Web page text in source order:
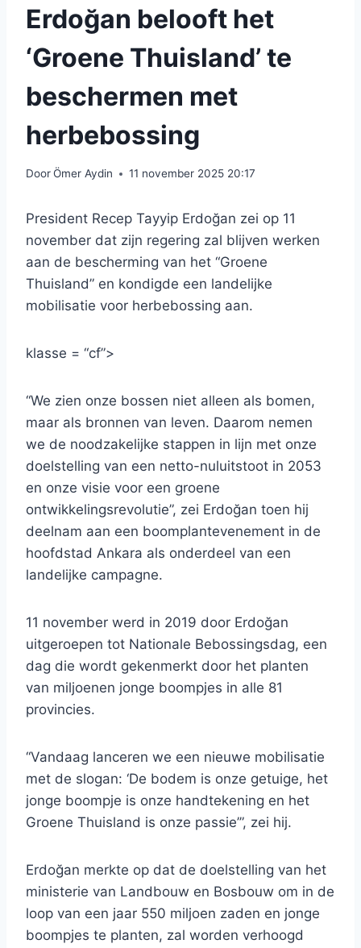
Erdoğan belooft het
‘Groene Thuisland’ te
beschermen met
herbebossing
DoorÖmer Aydin 11 november 2025 20:17
President Recep Tayyip Erdoğan zei op 11
november dat zijn regering zal blijven werken
aan de bescherming van het “Groene
Thuisland” en kondigde een landelijke
mobilisatie voor herbebossing aan.
klasse = “cf”>
“We zien onze bossen niet alleen als bomen,
maar als bronnen van leven. Daarom nemen
we de noodzakelijke stappen in lijn met onze
doelstelling van een netto-nuluitstoot in 2053
en onze visie voor een groene
ontwikkelingsrevolutie”, zei Erdoğan toen hij
deelnam aan een boomplantevenement in de
hoofdstad Ankara als onderdeel van een
landelijke campagne.
11 november werd in 2019 door Erdoğan
uitgeroepen tot Nationale Bebossingsdag, een
dag die wordt gekenmerkt door het planten
van miljoenen jonge boompjes in alle 81
provincies.
“Vandaag lanceren we een nieuwe mobilisatie
met de slogan: ‘De bodem is onze getuige, het
jonge boompje is onze handtekening en het
Groene Thuisland is onze passie’”, zei hij.
Erdoğan merkte op dat de doelstelling van het
ministerie van Landbouw en Bosbouw om in de
loop van een jaar 550 miljoen zaden en jonge
boompjes te planten, zal worden verhoogd